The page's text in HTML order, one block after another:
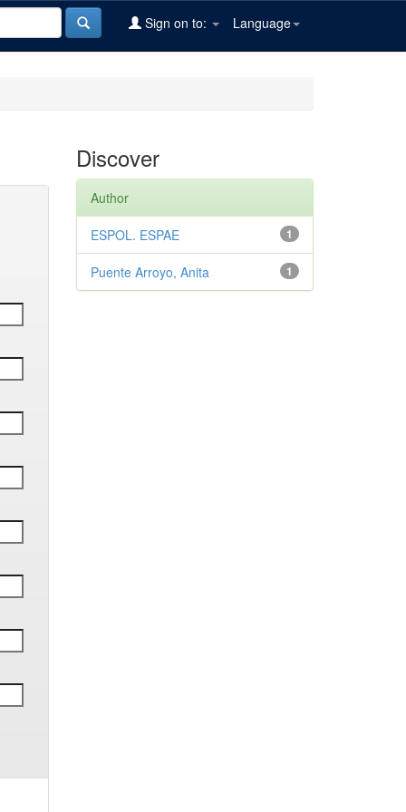
Language
Sign on to:
Discover
Author
1
ESPOL. ESPAE
1
Puente Arroyo, Anita